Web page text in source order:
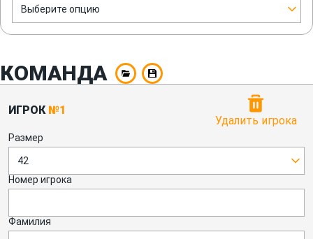
Выберите опцию
КОМАНДА
ИГРОК №1
Удалить игрока
Размер
42
Номер игрока
Фамилия